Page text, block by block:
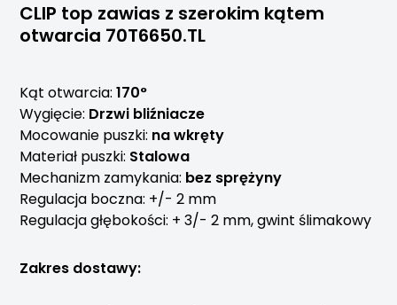
CLIP top zawias z szerokim kątem
otwarcia 70T6650.TL
Kąt otwarcia:170°
Wygięcie: Drzwi bliźniacze
Mocowanie puszki: na wkręty
Materiał puszki: Stalowa
Mechanizm zamykania: bez sprężyny
Regulacja boczna: +/- 2 mm
Regulacja głębokości: + 3/- 2 mm, gwint ślimakowy
Zakres dostawy: